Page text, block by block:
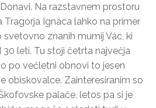
Na razstavnem prostoru
Tragorja Ignáca lahko na primer
znanih mumij Vác, ki
leti. Tu stoji četrta največja
po večletni obnovi to jesen
obiskovalce. Zainteresiranim so
palače, letos pa si je